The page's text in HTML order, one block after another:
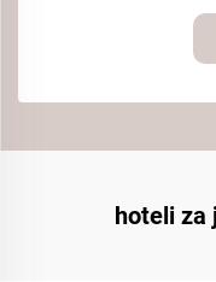
hoteli za